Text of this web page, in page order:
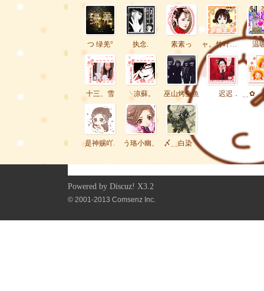
つ 绿羌° 执念. 素素っ ャ。竹叶青青﹎ 温
十三、雪 ╰凉蘇。 巫山烤全鱼 迟迟．
是神赐吖. う珞小幽、 〆﹎白染ゞ
Powered by Discuz! X3.2
© 2001-2013 Comsenz Inc.